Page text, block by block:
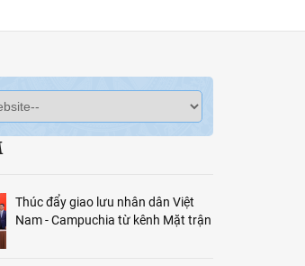
Thúc đẩy giao lưu nhân dân Việt
Nam - Campuchia từ kênh Mặt trận